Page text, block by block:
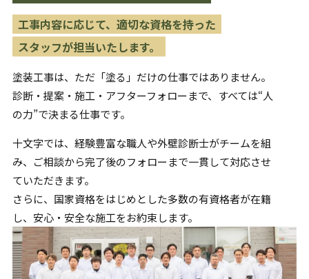
工事内容に応じて、適切な資格を持った
スタッフが担当いたします。
塗装工事は、ただ「塗る」だけの仕事ではありません。
診断・提案・施工・アフターフォローまで、すべては“人
の力”で決まる仕事です。
十文字では、経験豊富な職人や外壁診断士がチームを組
み、 ご相談から完了後のフォローまで一貫して対応させ
ていただきます。
さらに、国家資格をはじめとした多数の有資格者が在籍
し、 安心・安全な施工をお約束します。